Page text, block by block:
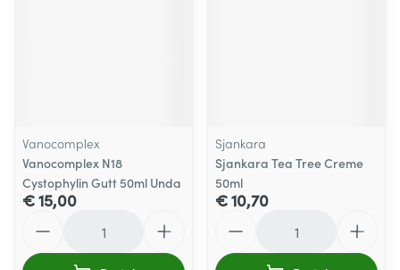
Vanocomplex
Vanocomplex N18
Cystophylin Gutt 50ml Unda
€ 15,00
Sjankara
Sjankara Tea Tree Creme
50ml
€ 10,70